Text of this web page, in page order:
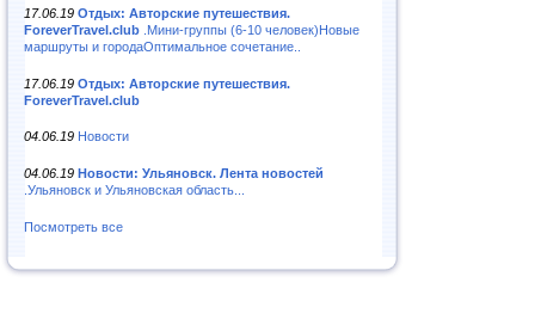
17.06.19 Отдых: Авторские путешествия.
ForeverTravel.club .Мини-группы (6-10 человек)Новые
маршруты и городаОптимальное сочетание..
17.06.19 Отдых: Авторские путешествия.
ForeverTravel.club
04.06.19 Новости
04.06.19 Новости: Ульяновск. Лента новостей
.Ульяновск и Ульяновская область...
Посмотреть все